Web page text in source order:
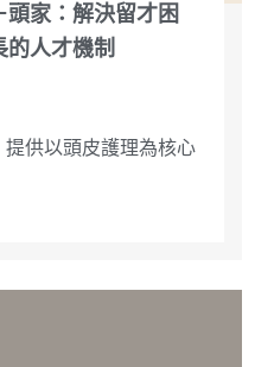
家：解決留才困
人才機制
供以頭皮護理為核心